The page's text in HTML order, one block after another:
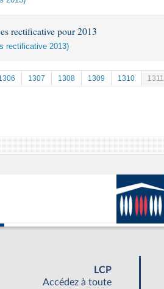
rectificative pour 2013
rectificative 2013)
1307 1308 1309 1310 1311
LCP
Accédez à toute